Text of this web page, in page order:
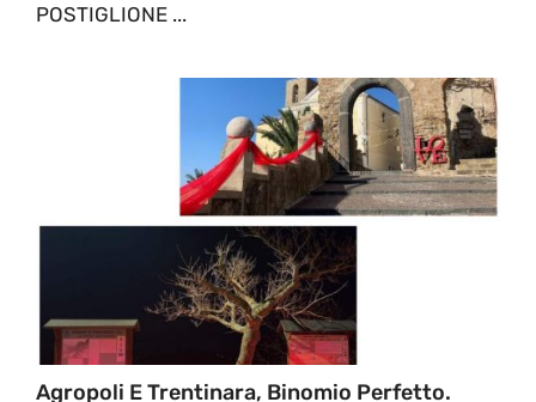
POSTIGLIONE ...
Agropoli E Trentinara, Binomio Perfetto.